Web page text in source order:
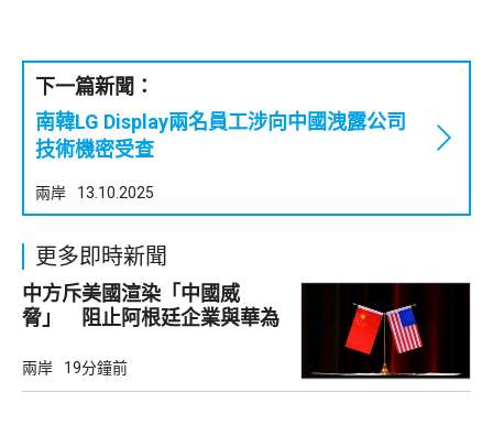
下一篇新聞：
南韓LG Display兩名員工涉向中國洩露公司
技術機密受查
兩岸 13.10.2025
更多即時新聞
中方斥美國渲染「中國威
脅」 阻止阿根廷企業與華為
兩岸 19分鐘前